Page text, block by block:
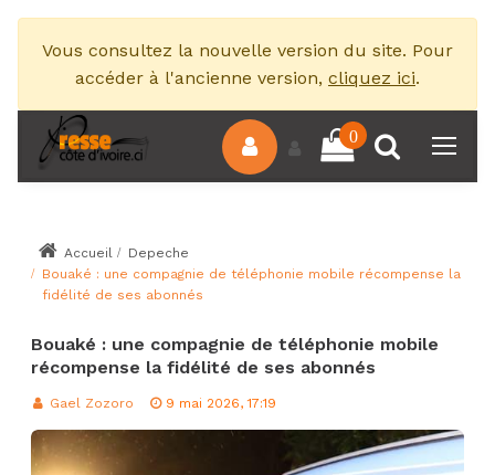
Vous consultez la nouvelle version du site. Pour
accéder à l'ancienne version, cliquez ici.
0
Accueil
Depeche
Bouaké : une compagnie de téléphonie mobile récompense la
fidélité de ses abonnés
Bouaké : une compagnie de téléphonie mobile
récompense la fidélité de ses abonnés
Gael Zozoro 9 mai 2026, 17:19